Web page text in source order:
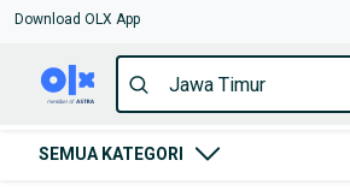
Download OLX App
SEMUA KATEGORI